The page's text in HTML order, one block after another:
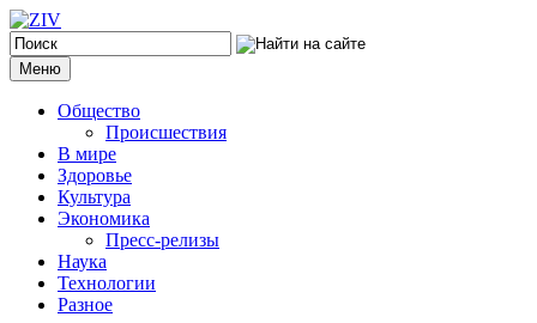
Меню
Общество
Происшествия
В мире
Здоровье
Культура
Экономика
Пресс-релизы
Наука
Технологии
Разное